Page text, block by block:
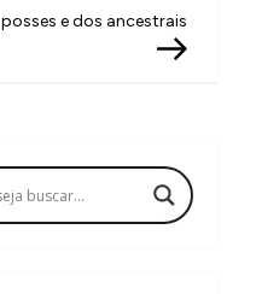
posses e dos ancestrais